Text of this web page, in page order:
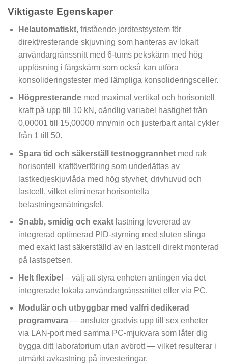
Viktigaste Egenskaper
Helautomatiskt, fristående jordtestsystem för
direkt/resterande skjuvning som hanteras av lokalt
användargränssnitt med 6-tums pekskärm med hög
upplösning i färgskärm som också kan utföra
konsolideringstester med lämpliga konsolideringsceller.
Högpresterandemed maximal vertikal och horisontell
kraft på upp till 10 kN, oändlig variabel hastighet från
0,00001 till 15,00000 mm/min och justerbart antal cykler
från 1 till 50.
Spara tid och säkerställ testnoggrannhetmed rak
horisontell kraftöverföring som underlättas av
lastkedjeskjuvlåda med hög styvhet, drivhuvud och
lastcell, vilket eliminerar horisontella
belastningsmätningsfel.
Snabb, smidig och exaktlastning levererad av
integrerad optimerad PID-styrning med sluten slinga
med exakt last säkerställd av en lastcell direkt monterad
på lastspetsen.
Helt flexibel – välj att styra enheten antingen via det
integrerade lokala användargränssnittet eller via PC.
Modulär och utbyggbar med valfri dedikerad
programvara— ansluter gradvis upp till sex enheter
via LAN-port med samma PC-mjukvara som låter dig
bygga ditt laboratorium utan avbrott — vilket resulterar i
utmärkt avkastning på investeringar.